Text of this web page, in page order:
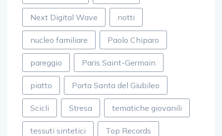
Next Digital Wave notti
nucleo familiare Paolo Chiparo
pareggio Paris Saint-Germain
piatto Porta Santa del Giubileo
Scicli Stresa tematiche giovanili
tessuti sintetici Top Records